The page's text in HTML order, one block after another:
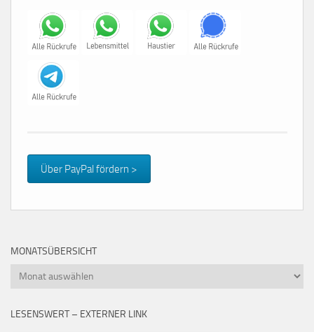
Über PayPal fördern >
MONATSÜBERSICHT
Monatsübersicht
LESENSWERT – EXTERNER LINK